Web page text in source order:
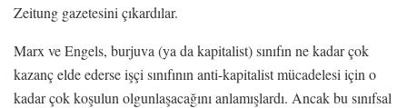
Zeitung gazetesini çıkardılar.
Marx ve Engels, burjuva (ya da kapitalist) sınıfın ne kadar çok
kazanç elde ederse işçi sınıfının anti-kapitalist mücadelesi için o
kadar çok koşulun olgunlaşacağını anlamışlardı. Ancak bu sınıfsal